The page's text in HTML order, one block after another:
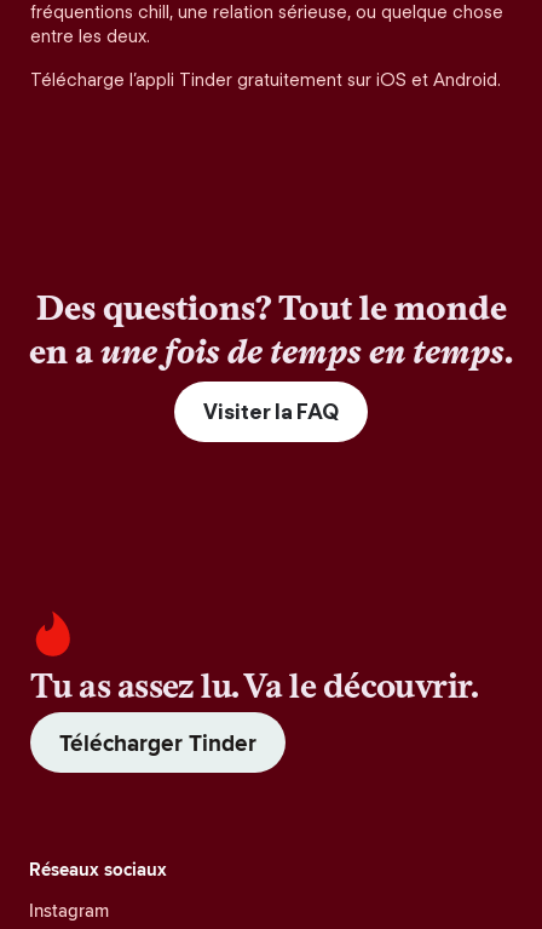
fréquentions chill, une relation sérieuse, ou quelque chose
entre les deux.
Télécharge l’appli Tinder gratuitement sur iOS et Android.
Des questions? Tout le monde
en aune fois de temps en temps.
Visiter la FAQ
Tu as assez lu. Va le découvrir.
Télécharger Tinder
Réseaux sociaux
Instagram